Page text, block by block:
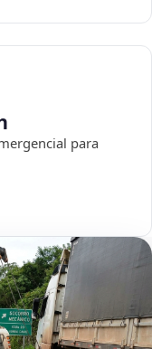
para